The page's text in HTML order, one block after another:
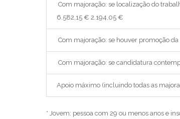
Com majoração: se localização do
6.582,15 € 2.194,05 €
Com majoração: se houver promoção
Com majoração: se candidatura
Apoio máximo (incluindo todas as
* Jovem: pessoa com 29 ou menos anos e